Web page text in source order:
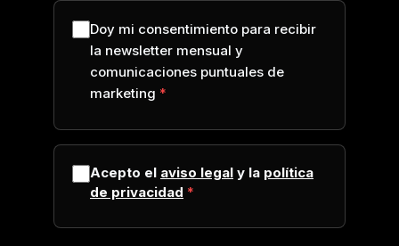
Doy mi consentimiento para recibir
la newsletter mensual y
comunicaciones puntuales de
marketing
Acepto el aviso legal y la política
de privacidad